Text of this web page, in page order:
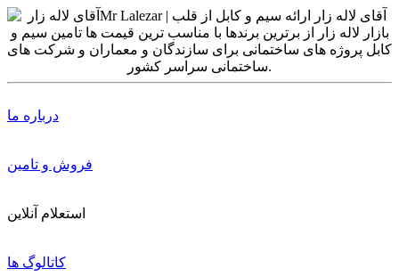
درباره ما
فروش و تامین
استعلام آنلاین
کاتالوگ ها